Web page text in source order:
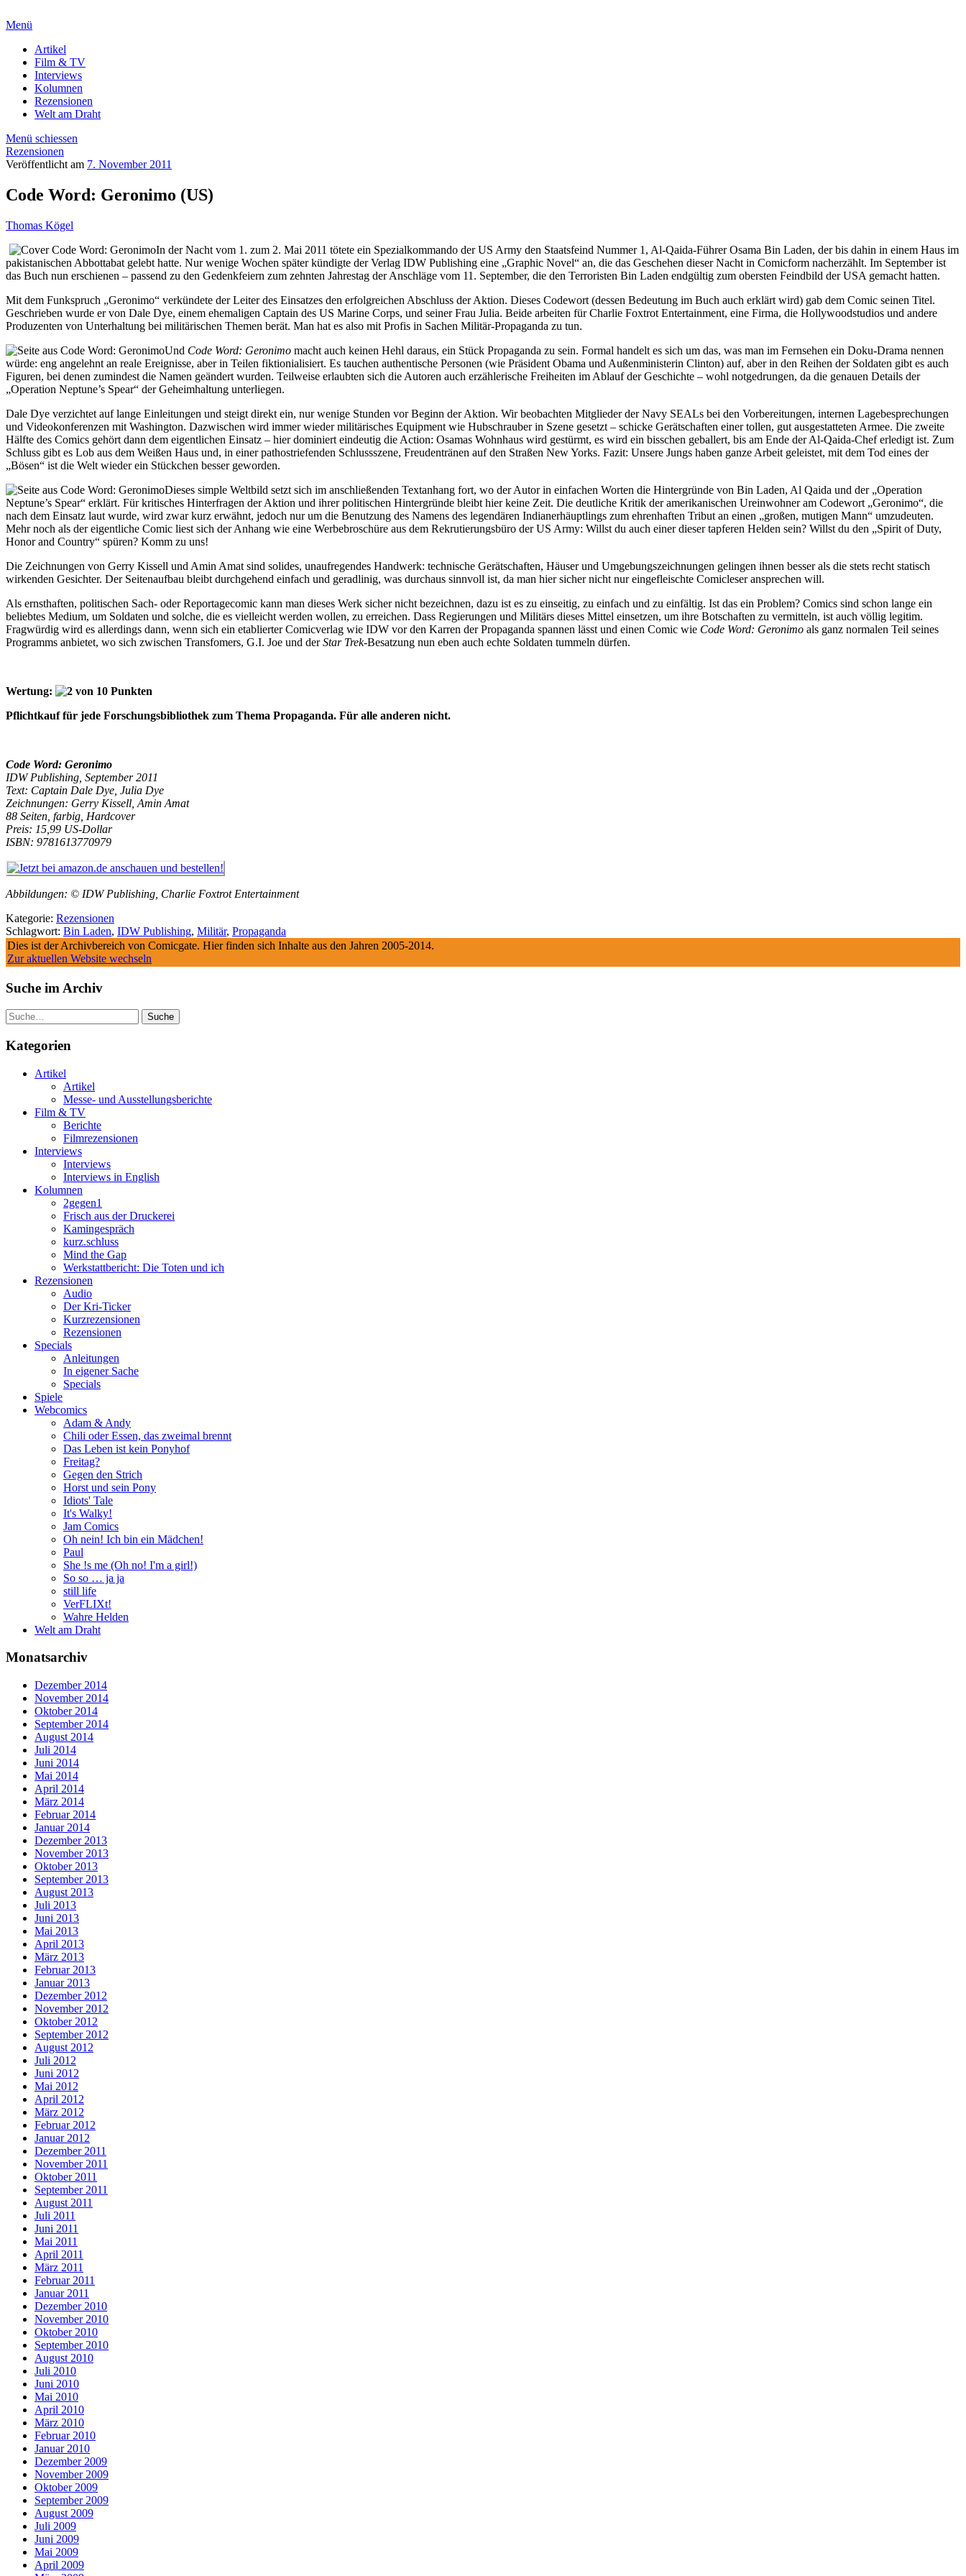
Menü
Artikel
Film & TV
Interviews
Kolumnen
Rezensionen
Welt am Draht
Menü schiessen
Rezensionen
Veröffentlicht am 7. November 2011
Code Word: Geronimo (US)
Thomas Kögel
In der Nacht vom 1. zum 2. Mai 2011 tötete ein Spezialkommando der US Army den Staatsfeind Nummer 1, Al-Qaida-Führer Osama Bin Laden, der bis dahin in einem Haus im
pakistanischen Abbottabat gelebt hatte. Nur wenige Wochen später kündigte der Verlag IDW Publishing eine „Graphic Novel“ an, die das Geschehen dieser Nacht in Comicform nacherzählt. Im September ist
das Buch nun erschienen – passend zu den Gedenkfeiern zum zehnten Jahrestag der Anschläge vom 11. September, die den Terroristen Bin Laden endgültig zum obersten Feindbild der USA gemacht hatten.
Mit dem Funkspruch „Geronimo“ verkündete der Leiter des Einsatzes den erfolgreichen Abschluss der Aktion. Dieses Codewort (dessen Bedeutung im Buch auch erklärt wird) gab dem Comic seinen Titel.
Geschrieben wurde er von Dale Dye, einem ehemaligen Captain des US Marine Corps, und seiner Frau Julia. Beide arbeiten für Charlie Foxtrot Entertainment, eine Firma, die Hollywoodstudios und andere
Produzenten von Unterhaltung bei militärischen Themen berät. Man hat es also mit Profis in Sachen Militär-Propaganda zu tun.
Und Code Word: Geronimo macht auch keinen Hehl daraus, ein Stück Propaganda zu sein. Formal handelt es sich um das, was man im Fernsehen ein Doku-Drama nennen
würde: eng angelehnt an reale Ereignisse, aber in Teilen fiktionialisiert. Es tauchen authentische Personen (wie Präsident Obama und Außenministerin Clinton) auf, aber in den Reihen der Soldaten gibt es auch
Figuren, bei denen zumindest die Namen geändert wurden. Teilweise erlaubten sich die Autoren auch erzählerische Freiheiten im Ablauf der Geschichte – wohl notgedrungen, da die genauen Details der
„Operation Neptune’s Spear“ der Geheimhaltung unterliegen.
Dale Dye verzichtet auf lange Einleitungen und steigt direkt ein, nur wenige Stunden vor Beginn der Aktion. Wir beobachten Mitglieder der Navy SEALs bei den Vorbereitungen, internen Lagebesprechungen
und Videokonferenzen mit Washington. Dazwischen wird immer wieder militärisches Equipment wie Hubschrauber in Szene gesetzt – schicke Gerätschaften einer tollen, gut ausgestatteten Armee. Die zweite
Hälfte des Comics gehört dann dem eigentlichen Einsatz – hier dominiert eindeutig die Action: Osamas Wohnhaus wird gestürmt, es wird ein bisschen geballert, bis am Ende der Al-Qaida-Chef erledigt ist. Zum
Schluss gibt es Lob aus dem Weißen Haus und, in einer pathostriefenden Schlussszene, Freudentränen auf den Straßen New Yorks. Fazit: Unsere Jungs haben ganze Arbeit geleistet, mit dem Tod eines der
„Bösen“ ist die Welt wieder ein Stückchen besser geworden.
Dieses simple Weltbild setzt sich im anschließenden Textanhang fort, wo der Autor in einfachen Worten die Hintergründe von Bin Laden, Al Qaida und der „Operation
Neptune’s Spear“ erklärt. Für kritisches Hinterfragen der Aktion und ihrer politischen Hintergründe bleibt hier keine Zeit. Die deutliche Kritik der amerikanischen Ureinwohner am Codewort „Geronimo“, die
nach dem Einsatz laut wurde, wird zwar kurz erwähnt, jedoch nur um die Benutzung des Namens des legendären Indianerhäuptlings zum ehrenhaften Tribut an einen „großen, mutigen Mann“ umzudeuten.
Mehr noch als der eigentliche Comic liest sich der Anhang wie eine Werbebroschüre aus dem Rekrutierungsbüro der US Army: Willst du auch einer dieser tapferen Helden sein? Willst du den „Spirit of Duty,
Honor and Country“ spüren? Komm zu uns!
Die Zeichnungen von Gerry Kissell und Amin Amat sind solides, unaufregendes Handwerk: technische Gerätschaften, Häuser und Umgebungszeichnungen gelingen ihnen besser als die stets recht statisch
wirkenden Gesichter. Der Seitenaufbau bleibt durchgehend einfach und geradlinig, was durchaus sinnvoll ist, da man hier sicher nicht nur eingefleischte Comicleser ansprechen will.
Als ernsthaften, politischen Sach- oder Reportagecomic kann man dieses Werk sicher nicht bezeichnen, dazu ist es zu einseitig, zu einfach und zu einfältig. Ist das ein Problem? Comics sind schon lange ein
beliebtes Medium, um Soldaten und solche, die es vielleicht werden wollen, zu erreichen. Dass Regierungen und Militärs dieses Mittel einsetzen, um ihre Botschaften zu vermitteln, ist auch völlig legitim.
Fragwürdig wird es allerdings dann, wenn sich ein etablierter Comicverlag wie IDW vor den Karren der Propaganda spannen lässt und einen Comic wie Code Word: Geronimo als ganz normalen Teil seines
Programms anbietet, wo sich zwischen Transfomers, G.I. Joe und derStar Trek-Besatzung nun eben auch echte Soldaten tummeln dürfen.
Wertung:
Pflichtkauf für jede Forschungsbibliothek zum Thema Propaganda. Für alle anderen nicht.
Code Word: Geronimo
IDW Publishing, September 2011
Text: Captain Dale Dye, Julia Dye
Zeichnungen: Gerry Kissell, Amin Amat
88 Seiten, farbig, Hardcover
Preis: 15,99 US-Dollar
ISBN: 9781613770979
Abbildungen: © IDW Publishing, Charlie Foxtrot Entertainment
Kategorie: Rezensionen
Schlagwort: Bin Laden, IDW Publishing, Militär, Propaganda
Dies ist der Archivbereich von Comicgate. Hier finden sich Inhalte aus den Jahren 2005-2014.
Zur aktuellen Website wechseln
Suche im Archiv
Suche
Kategorien
Artikel
Artikel
Messe- und Ausstellungsberichte
Film & TV
Berichte
Filmrezensionen
Interviews
Interviews
Interviews in English
Kolumnen
2gegen1
Frisch aus der Druckerei
Kamingespräch
kurz.schluss
Mind the Gap
Werkstattbericht: Die Toten und ich
Rezensionen
Audio
Der Kri-Ticker
Kurzrezensionen
Rezensionen
Specials
Anleitungen
In eigener Sache
Specials
Spiele
Webcomics
Adam & Andy
Chili oder Essen, das zweimal brennt
Das Leben ist kein Ponyhof
Freitag?
Gegen den Strich
Horst und sein Pony
Idiots' Tale
It's Walky!
Jam Comics
Oh nein! Ich bin ein Mädchen!
Paul
She !s me (Oh no! I'm a girl!)
So so … ja ja
still life
VerFLIXt!
Wahre Helden
Welt am Draht
Monatsarchiv
Dezember 2014
November 2014
Oktober 2014
September 2014
August 2014
Juli 2014
Juni 2014
Mai 2014
April 2014
März 2014
Februar 2014
Januar 2014
Dezember 2013
November 2013
Oktober 2013
September 2013
August 2013
Juli 2013
Juni 2013
Mai 2013
April 2013
März 2013
Februar 2013
Januar 2013
Dezember 2012
November 2012
Oktober 2012
September 2012
August 2012
Juli 2012
Juni 2012
Mai 2012
April 2012
März 2012
Februar 2012
Januar 2012
Dezember 2011
November 2011
Oktober 2011
September 2011
August 2011
Juli 2011
Juni 2011
Mai 2011
April 2011
März 2011
Februar 2011
Januar 2011
Dezember 2010
November 2010
Oktober 2010
September 2010
August 2010
Juli 2010
Juni 2010
Mai 2010
April 2010
März 2010
Februar 2010
Januar 2010
Dezember 2009
November 2009
Oktober 2009
September 2009
August 2009
Juli 2009
Juni 2009
Mai 2009
April 2009